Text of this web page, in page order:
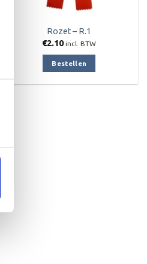
Rozet – R.1
€2.10 incl. BTW
Bestellen